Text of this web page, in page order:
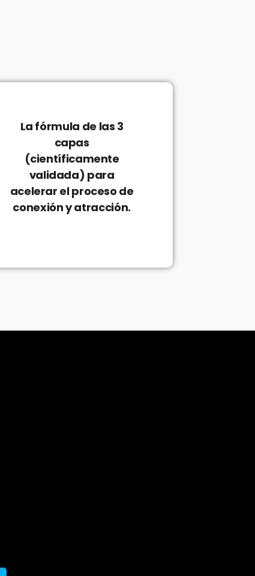
La fórmula de las 3
capas
(científicamente
validada) para
acelerar el proceso de
conexión y atracción.